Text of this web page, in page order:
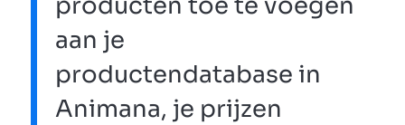
aan je
productendatabase in
Animana, je prijzen